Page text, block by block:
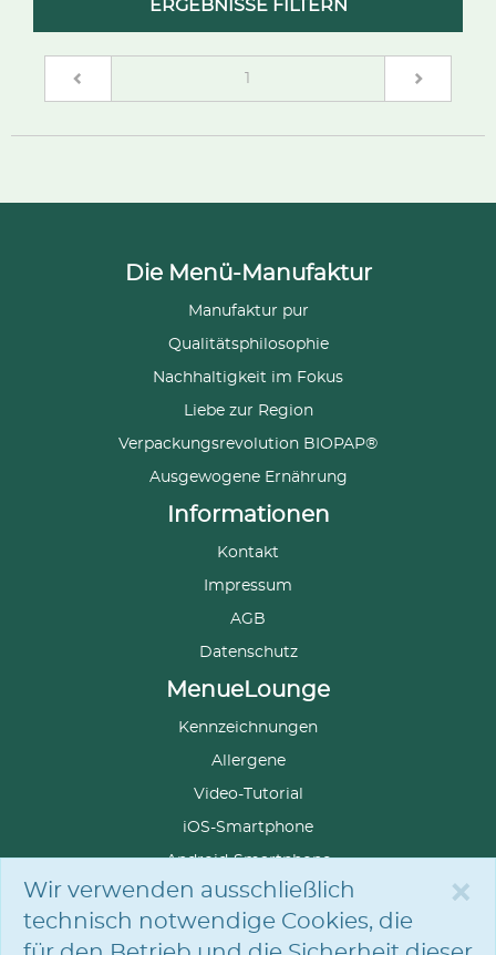
×
Wir verwenden ausschließlich
technisch notwendige Cookies, die
ERGEBNISSE FILTERN
Die Menü-Manufaktur
Manufaktur pur
Qualitätsphilosophie
Nachhaltigkeit im Fokus
Liebe zur Region
Verpackungsrevolution BIOPAP®
Ausgewogene Ernährung
Informationen
Kontakt
Impressum
AGB
Datenschutz
MenueLounge
Kennzeichnungen
Allergene
Video-Tutorial
iOS-Smartphone
Android-Smartphone